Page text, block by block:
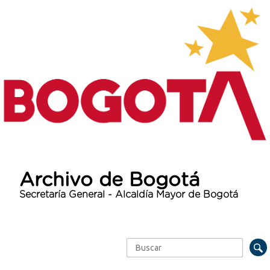
Archivo de Bogotá
Secretaría General - Alcaldía Mayor de Bogotá
Formulario de búsqueda
Buscar